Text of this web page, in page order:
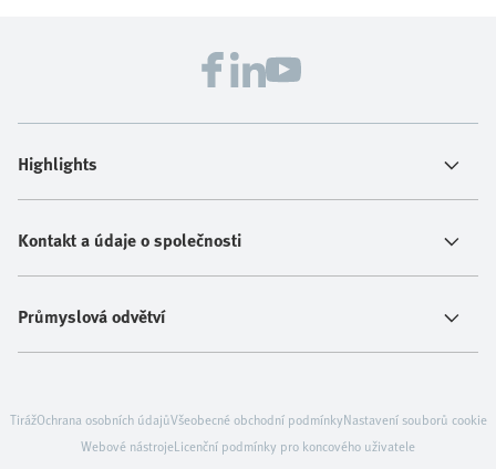
Highlights
Kontakt a údaje o společnosti
Průmyslová odvětví
TirážOchrana osobních údajůVšeobecné obchodní podmínkyNastavení souborů cookie
Webové nástrojeLicenční podmínky pro koncového uživatele